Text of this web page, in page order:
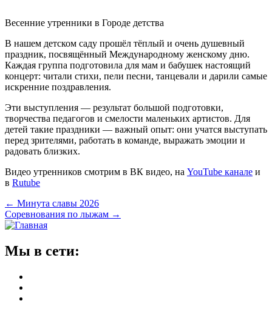
Весенние утренники в Городе детства
В нашем детском саду прошёл тёплый и очень душевный
праздник, посвящённый Международному женскому дню.
Каждая группа подготовила для мам и бабушек настоящий
концерт: читали стихи, пели песни, танцевали и дарили самые
искренние поздравления.
Эти выступления — результат большой подготовки,
творчества педагогов и смелости маленьких артистов. Для
детей такие праздники — важный опыт: они учатся выступать
перед зрителями, работать в команде, выражать эмоции и
радовать близких.
Видео утренников смотрим в ВК видео, на YouTube канале и
в Rutube
Навигация
по
← Минута славы 2026
Соревнования по лыжам →
Мы в сети: